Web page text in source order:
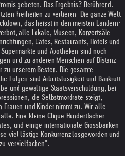
gebeten. Das Ergebnis? Berührend.
Freiheiten zu verlieren. Die ganze Welt
das heisst in den meisten Ländern:
alle Lokale, Museen, Konzertsäle
Cafes, Restaurants, Hotels und
und Apotheken sind noch
und zu anderen Menschen auf Distanz
unserem Besten. Die gesamte
Folgen sind Arbeitslosigkeit und Bankrott
und gewaltige Staatsverschuldung, bei
die Selbstmordrate steigt,
Frauen und Kinder nimmt zu. Wir alle
Eine kleine Clique Hundertfacher
und einige internationale Grossbanken
viel lästige Konkurrenz losgeworden und
vervielfachen".